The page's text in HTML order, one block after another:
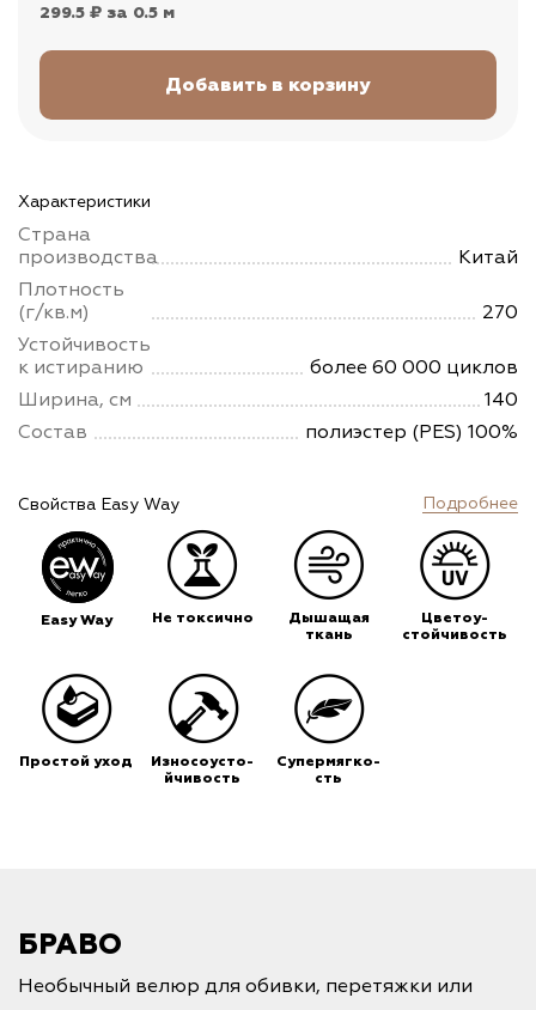
299.5 ₽ за 0.5 м
Характеристики
Страна
производства
Китай
Плотность
(г/кв.м)
270
Устойчивость
к истиранию
более 60 000 циклов
Ширина, см
140
Состав
полиэстер (PES) 100%
Свойства Easy Way Подробнее
Easy Way Не токсично
Дышащая
ткань
Цветоу-
стойчивость
Простой уход
Износоусто-
йчивость
Супермягко-
сть
БРАВО
Необычный велюр для обивки, перетяжки или